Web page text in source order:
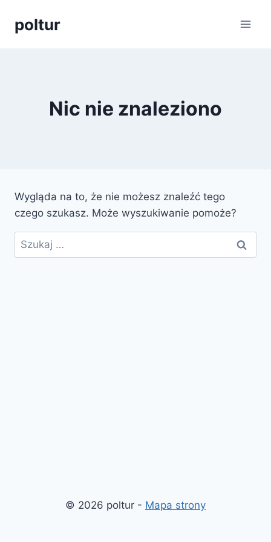
poltur
Nic nie znaleziono
Wygląda na to, że nie możesz znaleźć tego
czego szukasz. Może wyszukiwanie pomoże?
Szukaj:
© 2026 poltur - Mapa strony